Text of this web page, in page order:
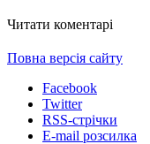
Читати коментарі
Повна версія сайту
Facebook
Twitter
RSS-стрічки
E-mail розсилка